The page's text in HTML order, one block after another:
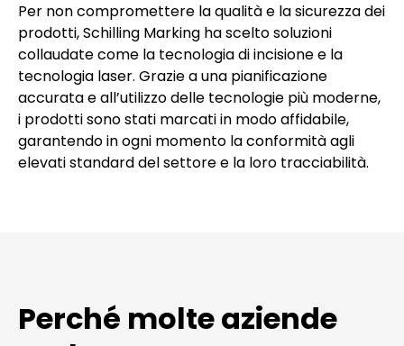
Per non compromettere la qualità e la sicurezza dei
prodotti, Schilling Marking ha scelto soluzioni
collaudate come la tecnologia di incisione e la
tecnologia laser. Grazie a una pianificazione
accurata e all’utilizzo delle tecnologie più moderne,
i prodotti sono stati marcati in modo affidabile,
garantendo in ogni momento la conformità agli
elevati standard del settore e la loro tracciabilità.
Perché molte aziende